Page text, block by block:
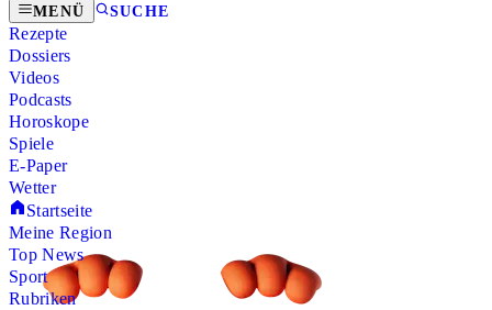
MENÜ SUCHE
Rezepte
Dossiers
Videos
Podcasts
Horoskope
Spiele
E-Paper
Wetter
Startseite
Meine Region
Top News
Sport
Rubriken